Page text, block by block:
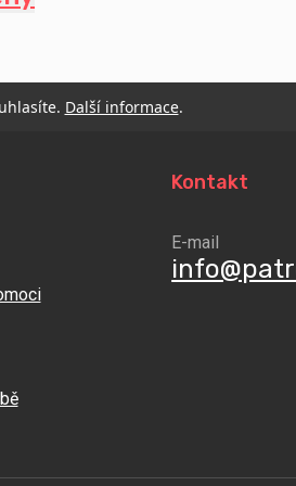
Další informace.
Kontakt
E-mail